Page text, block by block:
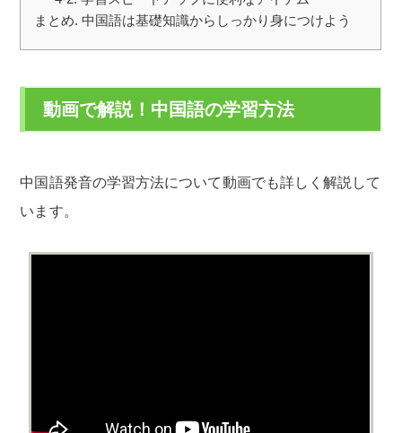
まとめ. 中国語は基礎知識からしっかり身につけよう
動画で解説！中国語の学習方法
中国語発音の学習方法について動画でも詳しく解説して
います。